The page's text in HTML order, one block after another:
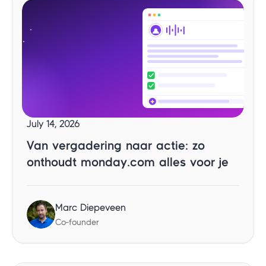
July 14, 2026
Van vergadering naar actie: zo
onthoudt monday.com alles voor je
Marc Diepeveen
Co-founder